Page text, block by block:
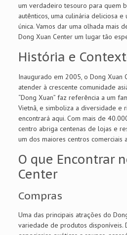
um verdadeiro tesouro para quem
autênticos, uma culinária deliciosa
única. Vamos dar uma olhada mais
Dong Xuan Center um lugar tão
História e
Inaugurado em 2005, o Dong Xuan
atender à crescente comunidade
“Dong Xuan” faz referência a um
Vietnã, e simboliza a diversidade e
encontrará aqui. Com mais de
centro abriga centenas de lojas e
um dos maiores centros comerciais
O que Encontrar
Center
Compras
Uma das principais atrações do
variedade de produtos disponíveis.